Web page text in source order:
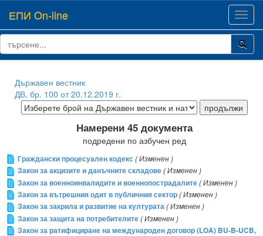
ЕПИ On-line
Държавен вестник
ДВ, бр. 100 от 20.12.2019 г.
Намерени 45 документа
подредени по азбучен ред
Граждански процесуален кодекс( Изменен )
Закон за акцизите и данъчните складове( Изменен )
Закон за военноинвалидите и военнопострадалите( Изменен )
Закон за вътрешния одит в публичния сектор( Изменен )
Закон за закрила и развитие на културата( Изменен )
Закон за защита на потребителите( Изменен )
Закон за ратифициране на международен договор (LOA) BU-B-UCB,